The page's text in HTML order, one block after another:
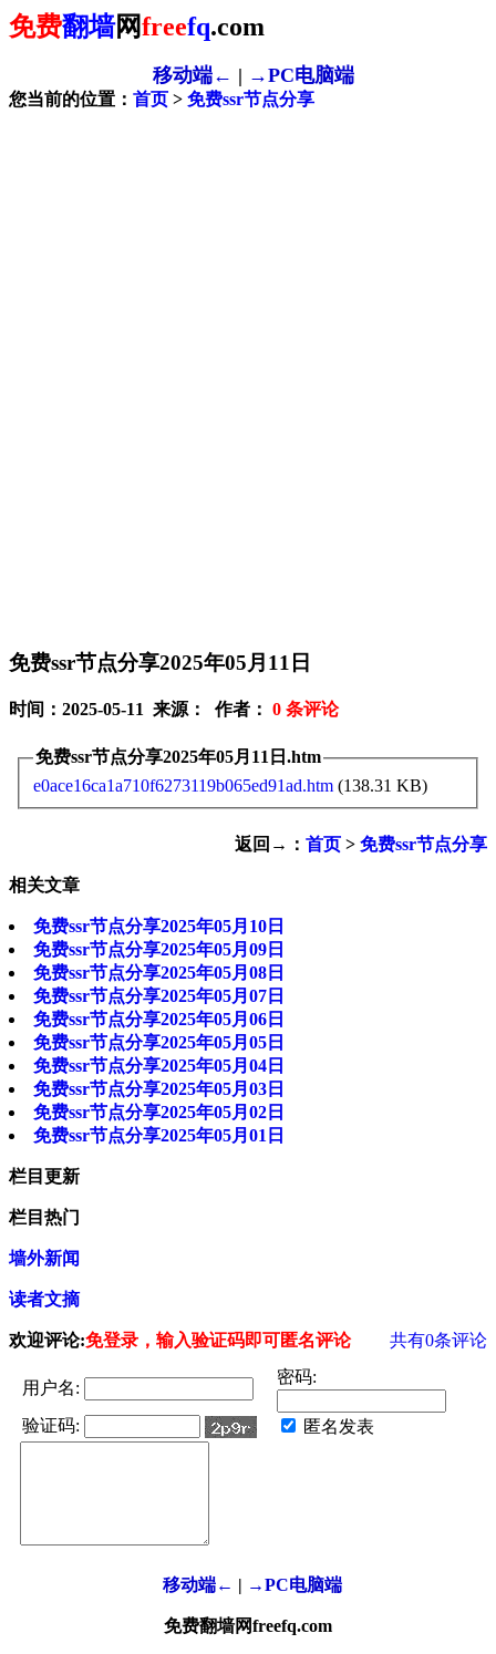
免费翻墙网freefq.com
移动端← | →PC电脑端
您当前的位置： 首页 > 免费ssr节点分享
免费ssr节点分享2025年05月11日
时间：2025-05-11 来源： 作者： 0 条评论
免费ssr节点分享2025年05月11日.htm
e0ace16ca1a710f6273119b065ed91ad.htm (138.31 KB)
返回→： 首页 > 免费ssr节点分享
相关文章
免费ssr节点分享2025年05月10日
免费ssr节点分享2025年05月09日
免费ssr节点分享2025年05月08日
免费ssr节点分享2025年05月07日
免费ssr节点分享2025年05月06日
免费ssr节点分享2025年05月05日
免费ssr节点分享2025年05月04日
免费ssr节点分享2025年05月03日
免费ssr节点分享2025年05月02日
免费ssr节点分享2025年05月01日
栏目更新
栏目热门
墙外新闻
读者文摘
欢迎评论:免登录，输入验证码即可匿名评论 共有0条评论
用户名:
密码:
验证码: 匿名发表
移动端← | →PC电脑端
免费翻墙网freefq.com